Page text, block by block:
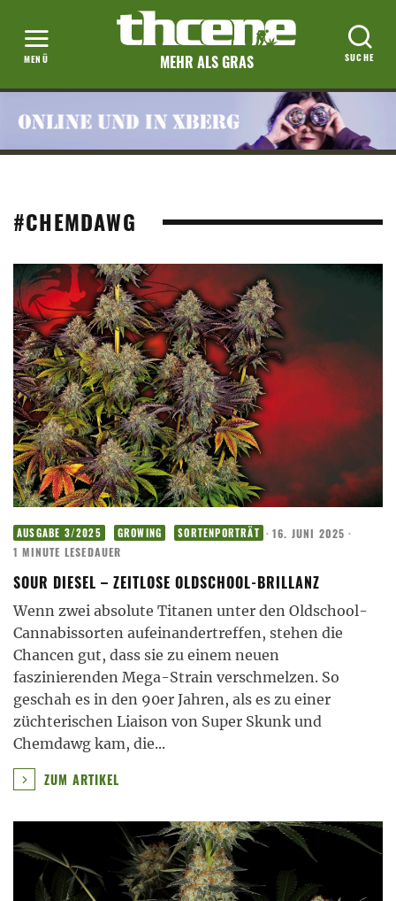
MEHR ALS GRAS
#CHEMDAWG
AUSGABE 3/2025 GROWING SORTENPORTRÄT · 16. JUNI 2025 ·
1 MINUTE LESEDAUER
SOUR DIESEL – ZEITLOSE OLDSCHOOL-BRILLANZ
Wenn zwei absolute Titanen unter den Oldschool-
Cannabissorten aufeinandertreffen, stehen die
Chancen gut, dass sie zu einem neuen
faszinierenden Mega-Strain verschmelzen. So
geschah es in den 90er Jahren, als es zu einer
züchterischen Liaison von Super Skunk und
Chemdawg kam, die...
ZUM ARTIKEL